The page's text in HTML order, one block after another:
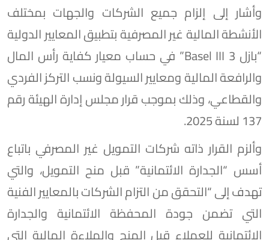
وأشار إلى إلزام جميع الشركات والجهات بمختلف
الأنشطة المالية غير المصرفية بتطبيق المعايير الدولية
“بازل 3 Basel III” في حساب معيار كفاية رأس المال
والرافعة المالية ومعايير السيولة ونسب التركز الفردي
والقطاعي، وذلك بموجب قرار مجلس إدارة الهيئة رقم
137 لسنة 2025.
وألزم القرار ذاته شركات التمويل غير المصرفي باتباع
أسس “الجدارة الائتمانية” قبل منح التمويل، والتي
تهدف إلى “التحقق من التزام الشركات بالمعايير الفنية
التي تضمن جودة المحفظة الائتمانية والجدارة
الائتمانية للعملاء قبل المنح والملاءة المالية التي